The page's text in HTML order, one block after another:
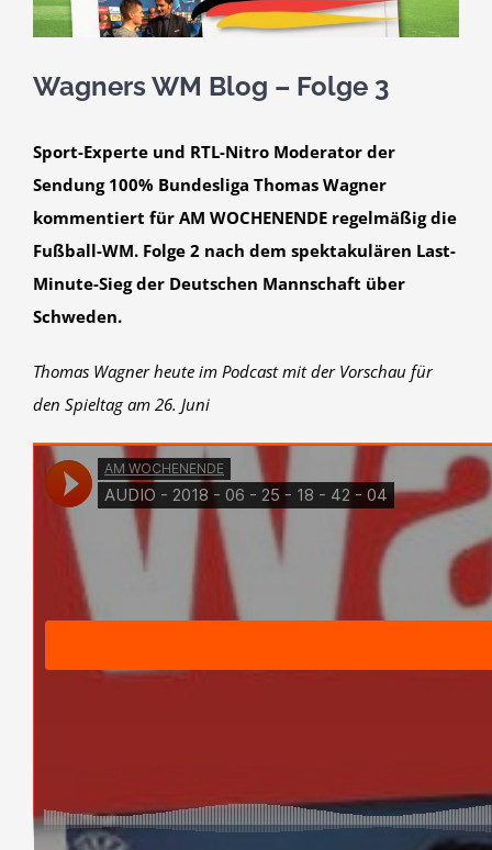
Bild
Wagners WM Blog – Folge 3
Sport-Experte und RTL-Nitro Moderator der
Sendung 100% Bundesliga Thomas Wagner
kommentiert für AM WOCHENENDE regelmäßig die
Fußball-WM. Folge 2 nach dem spektakulären Last-
Minute-Sieg der Deutschen Mannschaft über
Schweden.
Thomas Wagner heute im Podcast mit der Vorschau für
den Spieltag am 26. Juni